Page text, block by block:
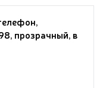
прозрачный, в